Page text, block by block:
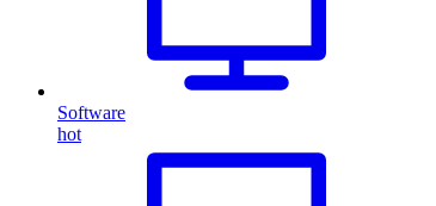
Software
hot